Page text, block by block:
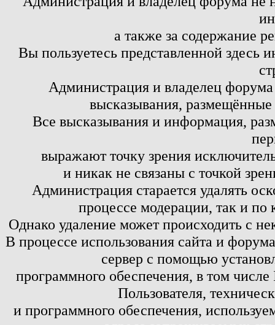
а также за содержание
Вы пользуетесь представленной здесь
Администрация и владелец
высказывания,
Все высказывания и информация,
выражают точку зрения
и никак не связаны с точкой
Администрация старается удалять
процессе модерации, так и по
Однако удаление может происходить с
В процессе использования сайта и
сервер с помощью
программного обеспечения, в том
Пользователя,
и программного обеспечения,